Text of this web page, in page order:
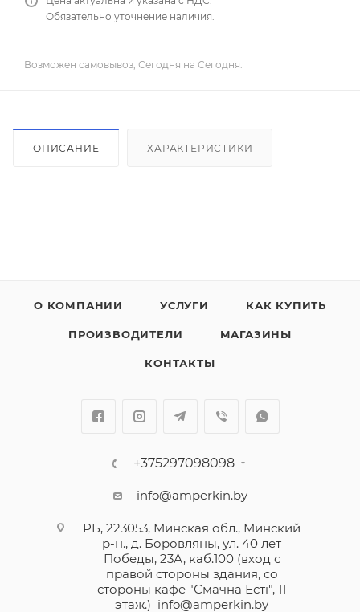
Обязательно уточнение наличия.
Возможен самовывоз, Сегодня на Сегодня.
ОПИСАНИЕ ХАРАКТЕРИСТИКИ
О КОМПАНИИ УСЛУГИ КАК КУПИТЬ
ПРОИЗВОДИТЕЛИ МАГАЗИНЫ
КОНТАКТЫ
+375297098098
info@amperkin.by
РБ, 223053, Минская обл., Минский
р-н., д. Боровляны, ул. 40 лет
Победы, 23А, каб.100 (вход с
правой стороны здания, со
стороны кафе "Смачна Естi", 11
этаж.) info@amperkin.by